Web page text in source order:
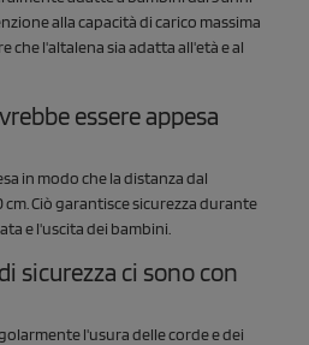
alla capacità di carico massima
che l'altalena sia adatta all'età e al
essere appesa
in modo che la distanza dal
cm. Ciò garantisce sicurezza durante
e l'uscita dei bambini.
sicurezza ci sono con
l'usura delle corde e dei